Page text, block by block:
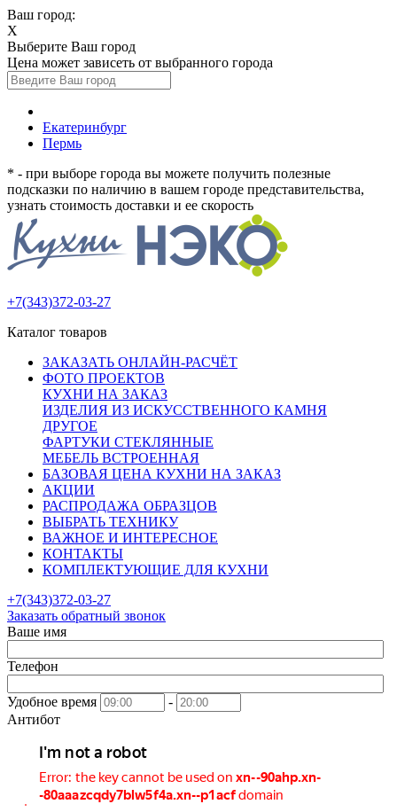
Ваш город:
X
Выберите Ваш город
Цена может зависеть от выбранного города
Екатеринбург
Пермь
* - при выборе города вы можете получить полезные
подсказки по наличию в вашем городе представительства,
узнать стоимость доставки и ее скорость
+7(343)372-03-27
Каталог товаров
ЗАКАЗАТЬ ОНЛАЙН-РАСЧЁТ
ФОТО ПРОЕКТОВ
КУХНИ НА ЗАКАЗ
ИЗДЕЛИЯ ИЗ ИСКУССТВЕННОГО КАМНЯ
ДРУГОЕ
ФАРТУКИ СТЕКЛЯННЫЕ
МЕБЕЛЬ ВСТРОЕННАЯ
БАЗОВАЯ ЦЕНА КУХНИ НА ЗАКАЗ
АКЦИИ
РАСПРОДАЖА ОБРАЗЦОВ
ВЫБРАТЬ ТЕХНИКУ
ВАЖНОЕ И ИНТЕРЕСНОЕ
КОНТАКТЫ
КОМПЛЕКТУЮЩИЕ ДЛЯ КУХНИ
+7(343)372-03-27
Заказать обратный звонок
Ваше имя
Телефон
Удобное время
-
Антибот